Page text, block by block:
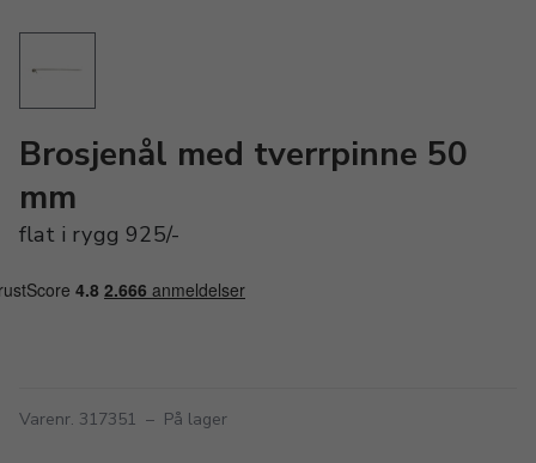
Brosjenål med tverrpinne 50
mm
flat i rygg 925/-
Varenr. 317351 – På lager